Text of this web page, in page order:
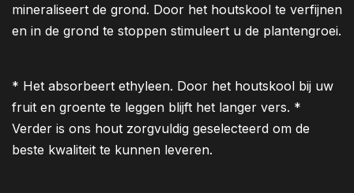
mineraliseert de grond. Door het houtskool te verfijnen
en in de grond te stoppen stimuleert u de plantengroei.
* Het absorbeert ethyleen. Door het houtskool bij uw
fruit en groente te leggen blijft het langer vers. *
Verder is ons hout zorgvuldig geselecteerd om de
beste kwaliteit te kunnen leveren.